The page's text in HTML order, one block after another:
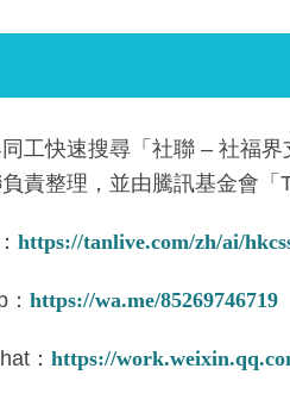
工快速搜尋「社聯 – 社福
責整理，並由騰訊基金會「
https://tanlive.com/zh/ai/
https://wa.me/85269746719
： https://